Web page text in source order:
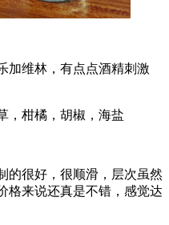
加维林，有点点酒精刺激
，柑橘，胡椒，海盐
的很好，很顺滑，层次虽然
格来说还真是不错，感觉达